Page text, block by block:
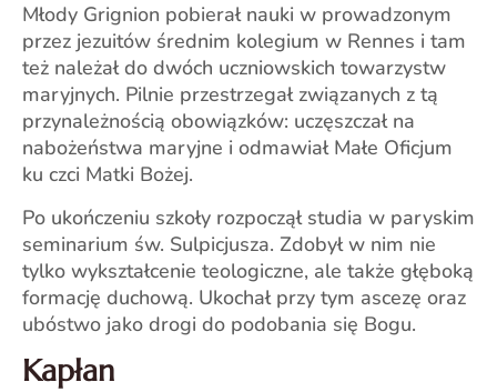
Młody Grignion pobierał nauki w prowadzonym
przez jezuitów średnim kolegium w Rennes i tam
też należał do dwóch uczniowskich towarzystw
maryjnych. Pilnie przestrzegał związanych z tą
przynależnością obowiązków: uczęszczał na
nabożeństwa maryjne i odmawiał Małe Oficjum
ku czci Matki Bożej.
Po ukończeniu szkoły rozpoczął studia w paryskim
seminarium św. Sulpicjusza. Zdobył w nim nie
tylko wykształcenie teologiczne, ale także głęboką
formację duchową. Ukochał przy tym ascezę oraz
ubóstwo jako drogi do podobania się Bogu.
Kapłan